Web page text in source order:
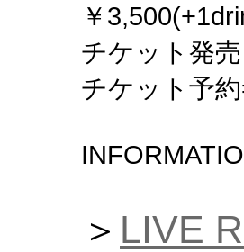
￥
チケット発売
チケット予
＞ LIVE